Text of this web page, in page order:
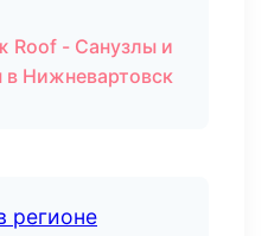
Roof - Санузлы и
в Нижневартовск
регионе